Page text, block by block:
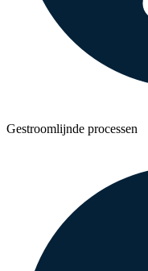
Gestroomlijnde processen